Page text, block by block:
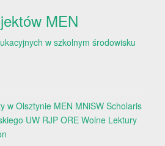
MEN
w szkolnym środowisku
w Olsztynie MEN MNiSW Scholaris
UW RJP ORE Wolne Lektury